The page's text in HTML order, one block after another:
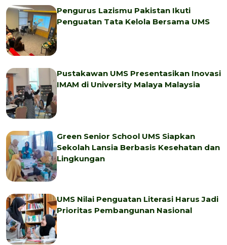
Pengurus Lazismu Pakistan Ikuti
Penguatan Tata Kelola Bersama UMS
Pustakawan UMS Presentasikan Inovasi
IMAM di University Malaya Malaysia
Green Senior School UMS Siapkan
Sekolah Lansia Berbasis Kesehatan dan
Lingkungan
UMS Nilai Penguatan Literasi Harus Jadi
Prioritas Pembangunan Nasional